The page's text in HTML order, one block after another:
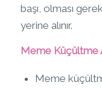
başı, olması
yerine alınır.
Meme Küçültme
Meme